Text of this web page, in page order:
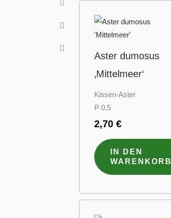
Aster dumosus
‚Mittelmeer‘
Kissen-Aster
P 0,5
2,70 €
IN DEN
WARENKORB